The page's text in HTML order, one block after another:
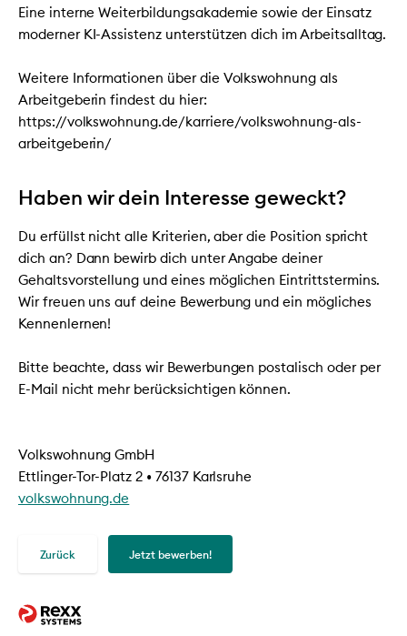
Eine interne Weiterbildungsakademie sowie der Einsatz
moderner KI-Assistenz unterstützen dich im Arbeitsalltag.
Weitere Informationen über die Volkswohnung als
Arbeitgeberin findest du hier:
https://volkswohnung.de/karriere/volkswohnung-als-
arbeitgeberin/
Haben wir dein Interesse geweckt?
Du erfüllst nicht alle Kriterien, aber die Position spricht
dich an? Dann bewirb dich unter Angabe deiner
Gehaltsvorstellung und eines möglichen Eintrittstermins.
Wir freuen uns auf deine Bewerbung und ein mögliches
Kennenlernen!
Bitte beachte, dass wir Bewerbungen postalisch oder per
E-Mail nicht mehr berücksichtigen können.
Volkswohnung GmbH
Ettlinger-Tor-Platz 2 • 76137 Karlsruhe
volkswohnung.de
Zurück Jetzt bewerben!